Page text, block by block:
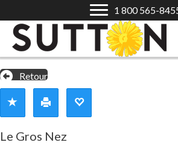
1 800 565-
Retour
Le Gros Nez